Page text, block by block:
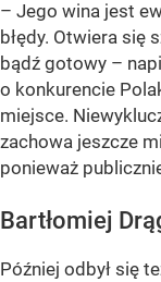
– Jego wina jest
błędy. Otwiera się
bądź gotowy –
o konkurencie
miejsce.
zachowa jeszcze
ponieważ
Bartłomiej
Później odbył się